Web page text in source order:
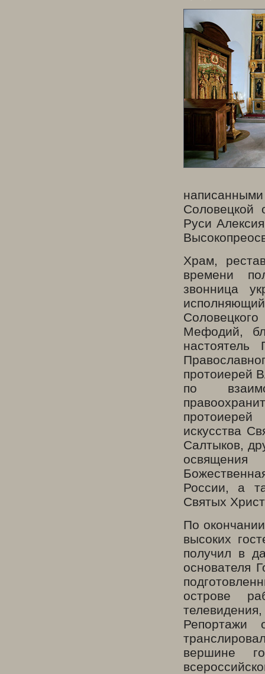
Соловецкой
Руси
Храм,
времени
звонница
Мефодий,
настоятель
протоиерей
по
искусства
Салтыков,
России, а
Святых
По
высоких
получил в
основателя
острове
Репортажи
вершине